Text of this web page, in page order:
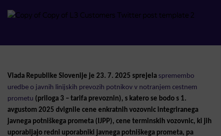
Vlada Republike Slovenije je 23. 7. 2025 sprejela spremembo
uredbe o javnih linijskih prevozih potnikov v notranjem cestnem
prometu (priloga 3 – tarifa prevoznin), s katero se bodo s 1.
avgustom 2025 dvignile cene enkratnih vozovnic integriranega
javnega potniškega prometa (IJPP), cene terminskih vozovnic, ki jih
uporabljajo redni uporabniki javnega potniškega prometa, pa